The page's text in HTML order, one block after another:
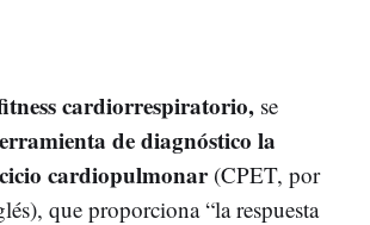
cardiorrespiratorio, se
de diagnóstico la
cardiopulmonar(CPET, por
que proporciona “la respuesta